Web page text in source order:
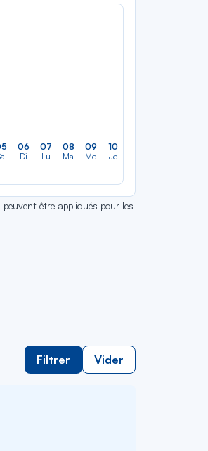
06
Di
07
Lu
08
Ma
09
Me
10
Je
être appliqués pour les
Filtrer Vider